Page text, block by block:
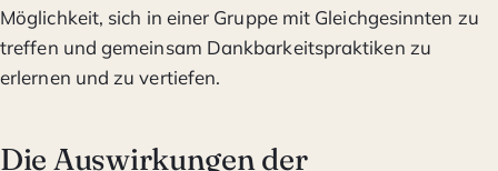
Möglichkeit, sich in einer Gruppe mit Gleichgesinnten zu
treffen und gemeinsam Dankbarkeitspraktiken zu
erlernen und zu vertiefen.
Die Auswirkungen der